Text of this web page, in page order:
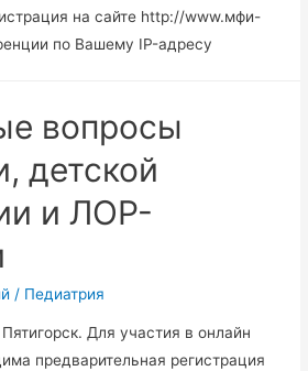
на сайте http://www.мфи-
по Вашему IP-адресу
вопросы
детской
и ЛОР-
/ Педиатрия
Для участия в онлайн
предварительная регистрация